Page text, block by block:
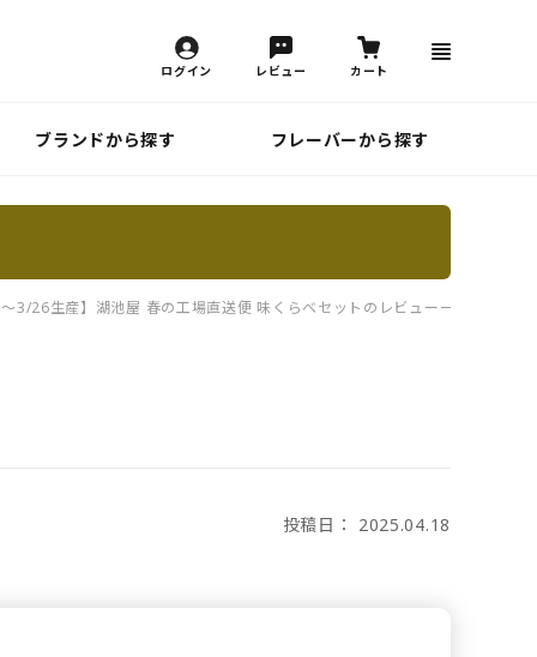
ログイン レビュー カート
ブランドから探す フレーバーから探す
3/26生産】湖池屋 春の工場直送便 味くらべセットのレビュー一覧
投稿日： 2025.04.18